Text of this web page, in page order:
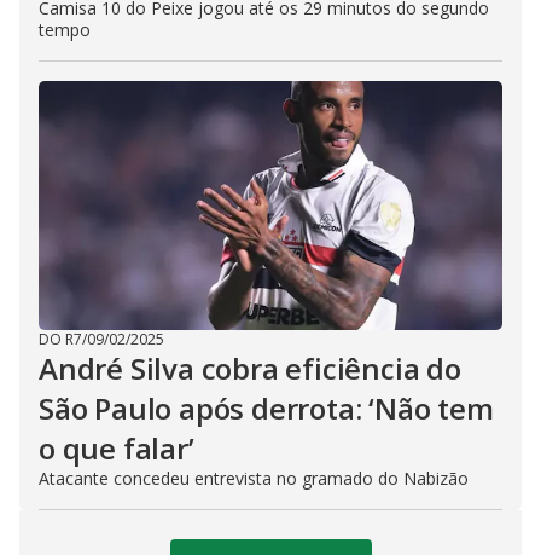
Camisa 10 do Peixe jogou até os 29 minutos do segundo
tempo
DO R7/09/02/2025
André Silva cobra eficiência do
São Paulo após derrota: ‘Não tem
o que falar’
Atacante concedeu entrevista no gramado do Nabizão